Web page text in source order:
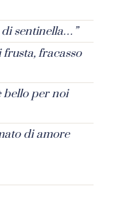
sentinella…”
fracasso
bello per noi
di amore